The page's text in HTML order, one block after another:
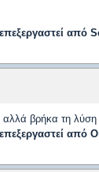
από
βρήκα τη λύση
από